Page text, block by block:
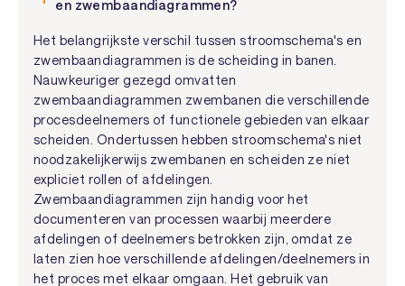
en zwembaandiagrammen?
Het belangrijkste verschil tussen stroomschema's en
zwembaandiagrammen is de scheiding in banen.
Nauwkeuriger gezegd omvatten
zwembaandiagrammen zwembanen die verschillende
procesdeelnemers of functionele gebieden van elkaar
scheiden. Ondertussen hebben stroomschema's niet
noodzakelijkerwijs zwembanen en scheiden ze niet
expliciet rollen of afdelingen.
Zwembaandiagrammen zijn handig voor het
documenteren van processen waarbij meerdere
afdelingen of deelnemers betrokken zijn, omdat ze
laten zien hoe verschillende afdelingen/deelnemers in
het proces met elkaar omgaan. Het gebruik van